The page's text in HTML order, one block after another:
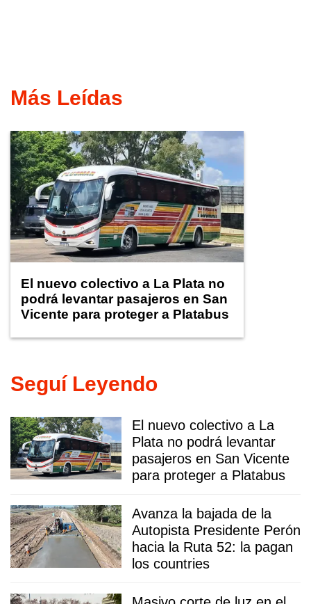
Más Leídas
El nuevo colectivo a La Plata no
podrá levantar pasajeros en San
Vicente para proteger a Platabus
Seguí Leyendo
El nuevo colectivo a La
Plata no podrá levantar
pasajeros en San Vicente
para proteger a Platabus
Avanza la bajada de la
Autopista Presidente Perón
hacia la Ruta 52: la pagan
los countries